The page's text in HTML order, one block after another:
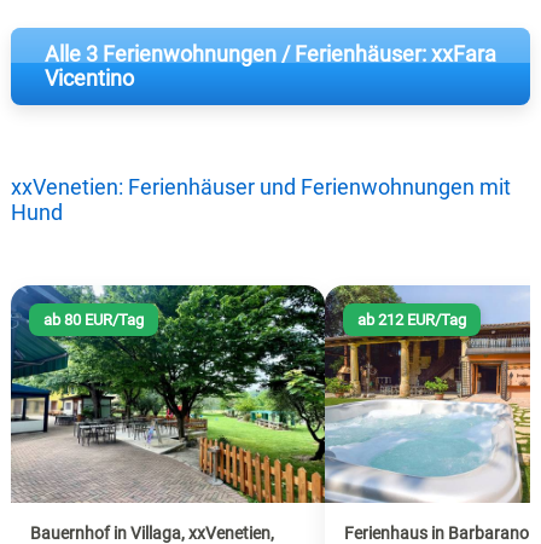
Alle 3 Ferienwohnungen / Ferienhäuser: xxFara
Vicentino
xxVenetien: Ferienhäuser und Ferienwohnungen mit
Hund
ab 80 EUR/Tag
Bauernhof in Villaga, xxVenetien,
ab 212 EUR/Tag
Ferienhaus in Barbarano